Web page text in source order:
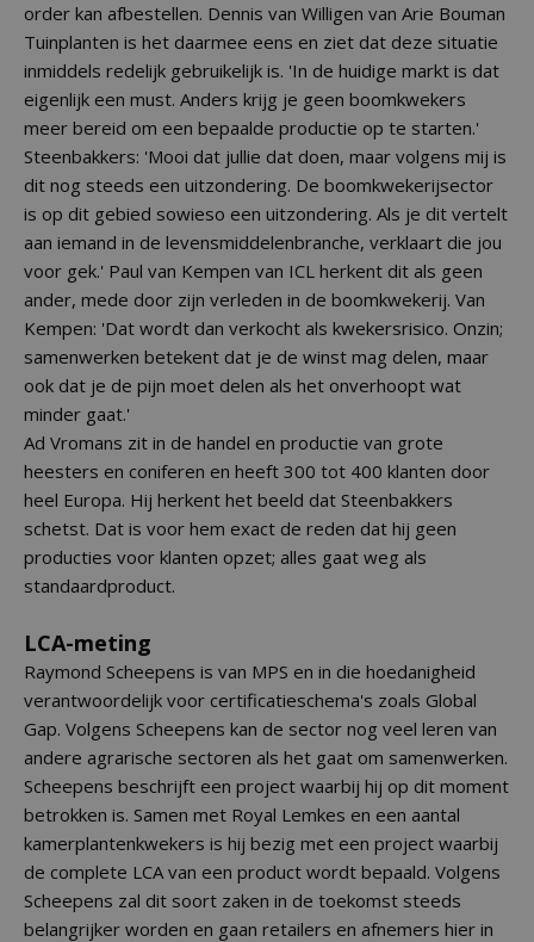
order kan afbestellen. Dennis van Willigen van Arie Bouman
Tuinplanten is het daarmee eens en ziet dat deze situatie
inmiddels redelijk gebruikelijk is. 'In de huidige markt is dat
eigenlijk een must. Anders krijg je geen boomkwekers
meer bereid om een bepaalde productie op te starten.'
Steenbakkers: 'Mooi dat jullie dat doen, maar volgens mij is
dit nog steeds een uitzondering. De boomkwekerijsector
is op dit gebied sowieso een uitzondering. Als je dit vertelt
aan iemand in de levensmiddelenbranche, verklaart die jou
voor gek.' Paul van Kempen van ICL herkent dit als geen
ander, mede door zijn verleden in de boomkwekerij. Van
Kempen: 'Dat wordt dan verkocht als kwekersrisico. Onzin;
samenwerken betekent dat je de winst mag delen, maar
ook dat je de pijn moet delen als het onverhoopt wat
minder gaat.'
Ad Vromans zit in de handel en productie van grote
heesters en coniferen en heeft 300 tot 400 klanten door
heel Europa. Hij herkent het beeld dat Steenbakkers
schetst. Dat is voor hem exact de reden dat hij geen
producties voor klanten opzet; alles gaat weg als
standaardproduct.
LCA-meting
Raymond Scheepens is van MPS en in die hoedanigheid
verantwoordelijk voor certificatieschema's zoals Global
Gap. Volgens Scheepens kan de sector nog veel leren van
andere agrarische sectoren als het gaat om samenwerken.
Scheepens beschrijft een project waarbij hij op dit moment
betrokken is. Samen met Royal Lemkes en een aantal
kamerplantenkwekers is hij bezig met een project waarbij
de complete LCA van een product wordt bepaald. Volgens
Scheepens zal dit soort zaken in de toekomst steeds
belangrijker worden en gaan retailers en afnemers hier in